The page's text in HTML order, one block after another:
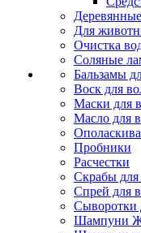
Для
Очистка
Соляные
Бальзамы
Воск для
Маски для
Масло для
Пробники
Расчестки
Скрабы
Спрей для
Сыворотки
Шампуни